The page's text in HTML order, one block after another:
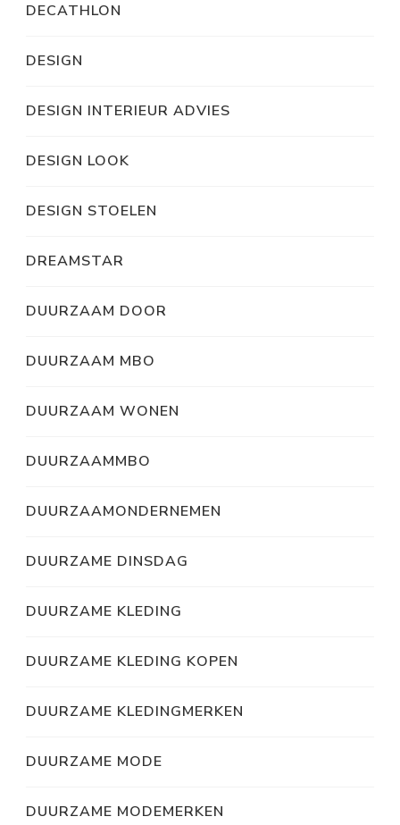
DECATHLON
DESIGN
DESIGN INTERIEUR ADVIES
DESIGN LOOK
DESIGN STOELEN
DREAMSTAR
DUURZAAM DOOR
DUURZAAM MBO
DUURZAAM WONEN
DUURZAAMMBO
DUURZAAMONDERNEMEN
DUURZAME DINSDAG
DUURZAME KLEDING
DUURZAME KLEDING KOPEN
DUURZAME KLEDINGMERKEN
DUURZAME MODE
DUURZAME MODEMERKEN